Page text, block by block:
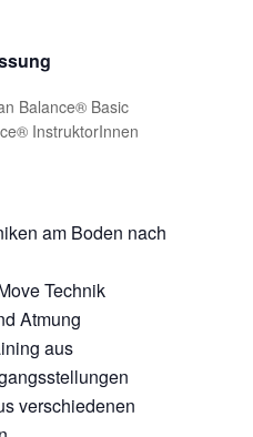
Balance® Basic
InstruktorInnen
am Boden nach
Technik
Atmung
aus
verschiedenen